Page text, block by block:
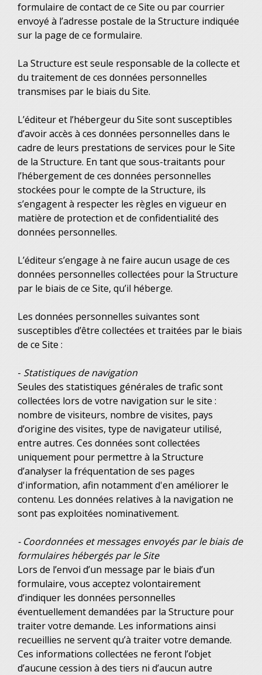
formulaire de contact de ce Site ou par courrier
envoyé à l’adresse postale de la Structure indiquée
sur la page de ce formulaire.
La Structure est seule responsable de la collecte et
du traitement de ces données personnelles
transmises par le biais du Site.
L’éditeur et l’hébergeur du Site sont susceptibles
d’avoir accès à ces données personnelles dans le
cadre de leurs prestations de services pour le Site
de la Structure. En tant que sous-traitants pour
l’hébergement de ces données personnelles
stockées pour le compte de la Structure, ils
s’engagent à respecter les règles en vigueur en
matière de protection et de confidentialité des
données personnelles.
L’éditeur s’engage à ne faire aucun usage de ces
données personnelles collectées pour la Structure
par le biais de ce Site, qu’il héberge.
Les données personnelles suivantes sont
susceptibles d’être collectées et traitées par le biais
de ce Site :
- Statistiques de navigation
Seules des statistiques générales de trafic sont
collectées lors de votre navigation sur le site :
nombre de visiteurs, nombre de visites, pays
d’origine des visites, type de navigateur utilisé,
entre autres. Ces données sont collectées
uniquement pour permettre à la Structure
d’analyser la fréquentation de ses pages
d'information, afin notamment d'en améliorer le
contenu. Les données relatives à la navigation ne
sont pas exploitées nominativement.
- Coordonnées et messages envoyés par le biais de
formulaires hébergés par le Site
Lors de l’envoi d’un message par le biais d’un
formulaire, vous acceptez volontairement
d’indiquer les données personnelles
éventuellement demandées par la Structure pour
traiter votre demande. Les informations ainsi
recueillies ne servent qu’à traiter votre demande.
Ces informations collectées ne feront l’objet
d’aucune cession à des tiers ni d’aucun autre